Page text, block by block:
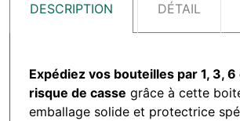
DESCRIPTION DÉTAIL
Expédiez vos bouteilles par 1, 3, 6
risque de casse grâce à cette
emballage solide et protectrice